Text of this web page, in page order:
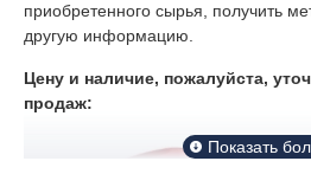
приобретенного сырья, получить
другую информацию.
Цену и наличие, пожалуйста,
продаж: